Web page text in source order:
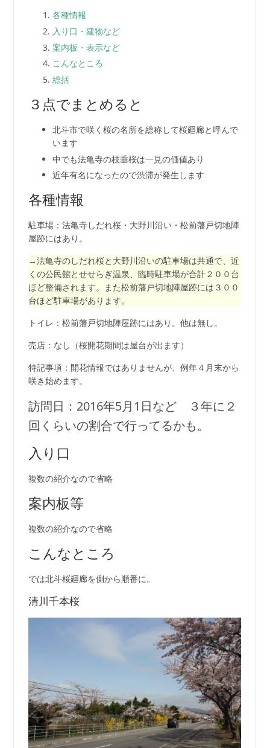
各種情報
入り口・建物など
案内板・表示など
こんなところ
総括
３点でまとめると
北斗市で咲く桜の名所を総称して桜廻廊と呼んで
います
中でも法亀寺の枝垂桜は一見の価値あり
近年有名になったので渋滞が発生します
各種情報
駐車場：法亀寺しだれ桜・大野川沿い・松前藩戸切地陣
屋跡にはあり。
→法亀寺のしだれ桜と大野川沿いの駐車場は共通で、近
くの公民館とせせらぎ温泉、臨時駐車場が合計２００台
ほど整備されます。また松前藩戸切地陣屋跡には３００
台ほど駐車場があります。
トイレ：松前藩戸切地陣屋跡にはあり。他は無し。
売店：なし（桜開花期間は屋台が出ます）
特記事項：開花情報ではありませんが、例年４月末から
咲き始めます。
訪問日：2016年5月1日など ３年に２
回くらいの割合で行ってるかも。
入り口
複数の紹介なので省略
案内板等
複数の紹介なので省略
こんなところ
では北斗桜廻廊を側から順番に。
清川千本桜